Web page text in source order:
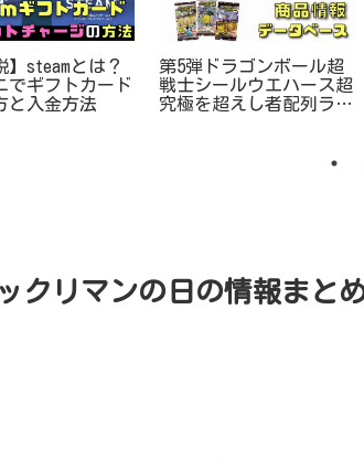
】steamとは？
でギフトカード
と入金方法
第5弾ドラゴンボール超
戦士シールウエハース超
究極を超えし者配列ライ
クリマンの日の情報まと